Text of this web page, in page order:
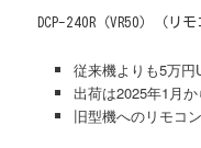
DCP-240R（VR50）（
従来機よりも5万円
出荷は2025年1月か
旧型機へのリモコ